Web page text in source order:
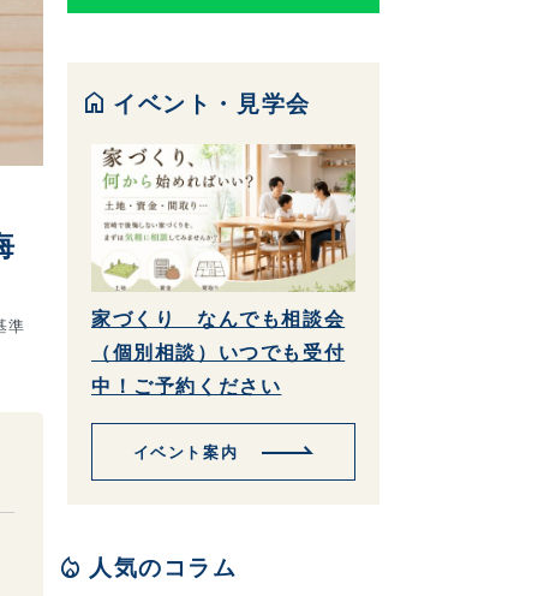
準
home イベント・見学会
家づくり なんでも相談会
（個別相談）いつでも受付
中！ご予約ください
イベント案内
local_fire_department 人気のコラム